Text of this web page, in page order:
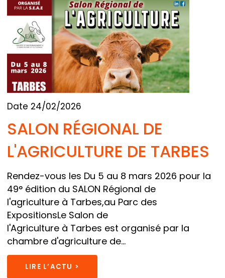
Date 24/02/2026
SALON RÉGIONAL DE
L'AGRICULTURE DE TARBES
Rendez-vous les Du 5 au 8 mars 2026 pour la
49° édition du SALON Régional de
l'agriculture à Tarbes,au Parc des
ExpositionsLe Salon de
l'Agriculture à Tarbes est organisé par la
chambre d'agriculture de...
LIRE L’ACTU >